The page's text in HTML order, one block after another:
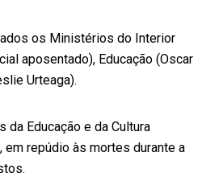
os Ministérios do Interior
aposentado), Educação (Oscar
Urteaga).
da Educação e da Cultura
em repúdio às mortes durante a